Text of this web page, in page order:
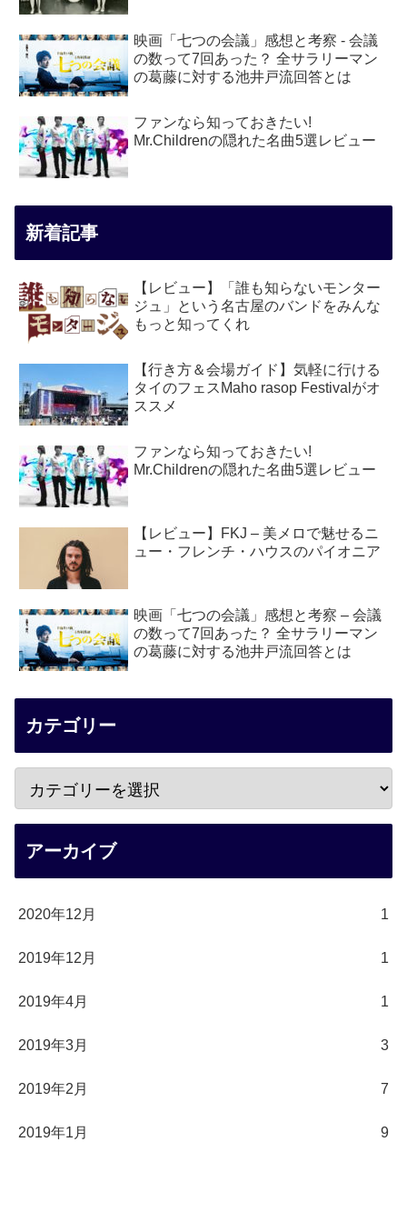
映画「七つの会議」感想と考察 - 会議
の数って7回あった？ 全サラリーマン
の葛藤に対する池井戸流回答とは
ファンなら知っておきたい!
Mr.Childrenの隠れた名曲5選レビュー
新着記事
【レビュー】「誰も知らないモンター
ジュ」という名古屋のバンドをみんな
もっと知ってくれ
【行き方＆会場ガイド】気軽に行ける
タイのフェスMaho rasop Festivalがオ
ススメ
ファンなら知っておきたい!
Mr.Childrenの隠れた名曲5選レビュー
【レビュー】FKJ – 美メロで魅せるニ
ュー・フレンチ・ハウスのパイオニア
映画「七つの会議」感想と考察 – 会議
の数って7回あった？ 全サラリーマン
の葛藤に対する池井戸流回答とは
カテゴリー
アーカイブ
2020年12月 1
2019年12月 1
2019年4月 1
2019年3月 3
2019年2月 7
2019年1月 9